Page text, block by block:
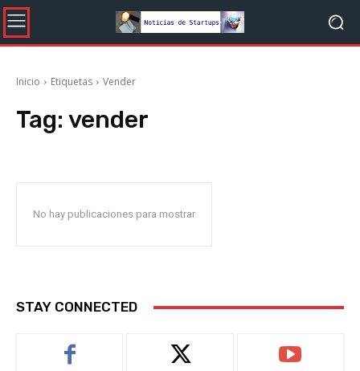
Inicio Etiquetas Vender
Tag: vender
No hay publicaciones para mostrar
STAY CONNECTED